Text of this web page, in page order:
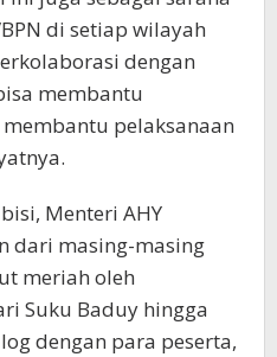
di setiap wilayah
dengan
membantu
pelaksanaan
Menteri AHY
dari masing-masing
meriah oleh
Suku Baduy hingga
dengan para peserta,